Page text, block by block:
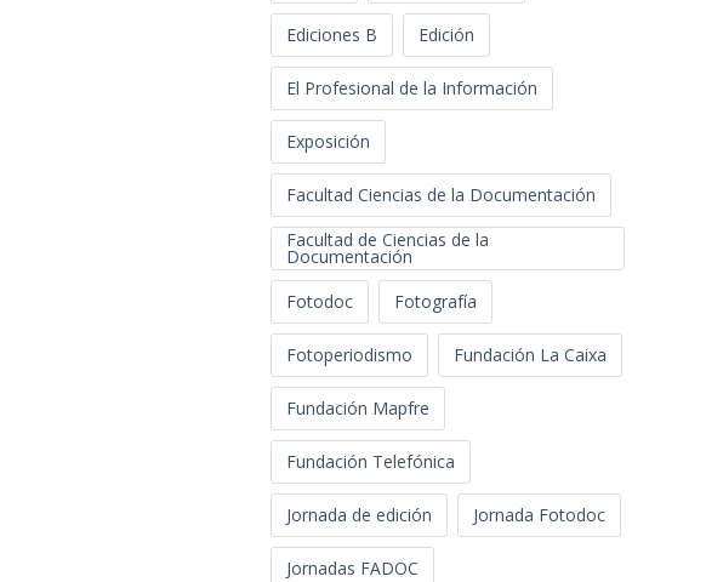
Ediciones B Edición
El Profesional de la Información
Exposición
Facultad Ciencias de la Documentación
Facultad de Ciencias de la
Documentación
Fotodoc
Fotografía
Fotoperiodismo Fundación La Caixa
Fundación Mapfre
Fundación Telefónica
Jornada de edición Jornada Fotodoc
Jornadas FADOC